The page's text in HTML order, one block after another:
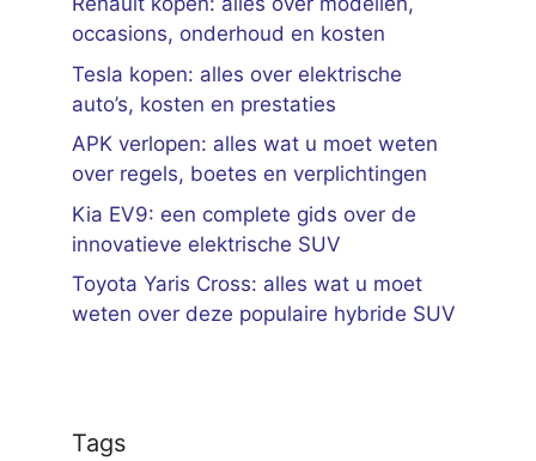
occasions, onderhoud en kosten
Tesla kopen: alles over elektrische
auto’s, kosten en prestaties
APK verlopen: alles wat u moet weten
over regels, boetes en verplichtingen
Kia EV9: een complete gids over de
innovatieve elektrische SUV
Toyota Yaris Cross: alles wat u moet
weten over deze populaire hybride SUV
Tags